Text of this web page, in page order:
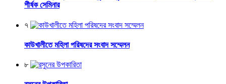
শীর্ষক সেমিনার
৭
কাউখালীতে মহিলা পরিষদের সংবাদ সম্মেলন
৮